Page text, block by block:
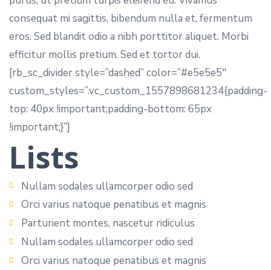
consequat mi sagittis, bibendum nulla et, fermentum
eros. Sed blandit odio a nibh porttitor aliquet. Morbi
efficitur mollis pretium. Sed et tortor dui.
[rb_sc_divider style=”dashed” color=”#e5e5e5″
custom_styles=”.vc_custom_1557898681234{padding-
top: 40px !important;padding-bottom: 65px
!important;}”]
Lists
Nullam sodales ullamcorper odio sed
Orci varius natoque penatibus et magnis
Parturient montes, nascetur ridiculus
Nullam sodales ullamcorper odio sed
Orci varius natoque penatibus et magnis